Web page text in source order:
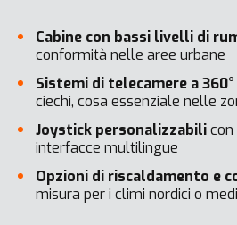
Cabine con bassi livelli di
conformità nelle aree urbane
Sistemi di telecamere a 360°
ciechi, cosa essenziale nelle
Joystick personalizzabili
interfacce multilingue
Opzioni di riscaldamento e
misura per i climi nordici o